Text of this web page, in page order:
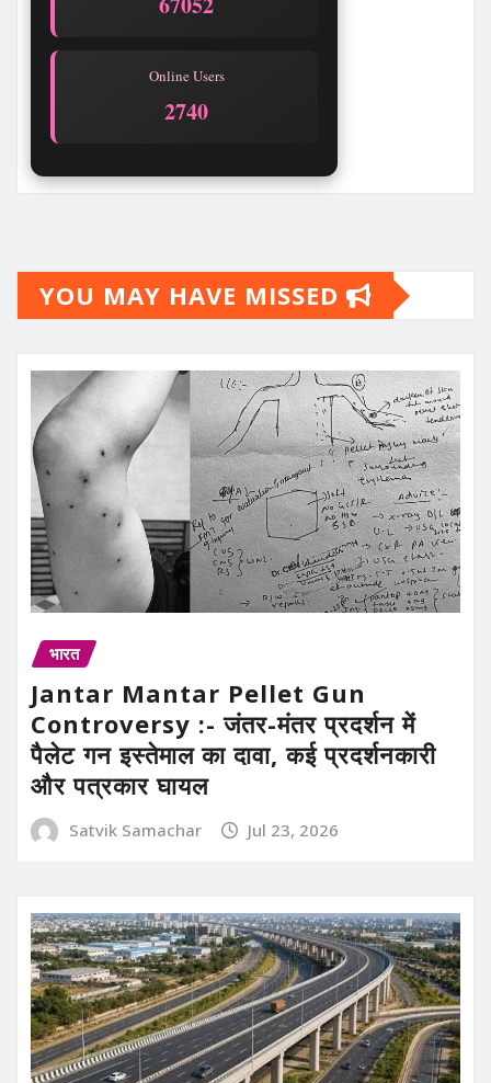
Online Users
2740
YOU MAY HAVE MISSED
भारत
Jantar Mantar Pellet Gun
Controversy :- जंतर-मंतर प्रदर्शन में
पैलेट गन इस्तेमाल का दावा, कई प्रदर्शनकारी
और पत्रकार घायल
Satvik Samachar Jul 23, 2026